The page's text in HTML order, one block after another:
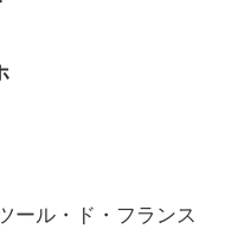
ール・ド・フランス